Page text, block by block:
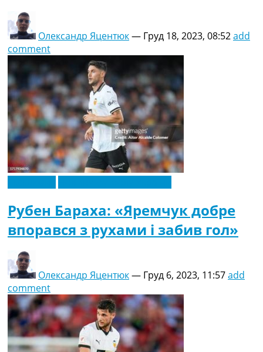
Олександр Яцентюк— Груд 18, 2023, 08:52add
comment
Рубен Бараха: «Яремчук добре
впорався з рухами і забив гол»
Олександр Яцентюк— Груд 6, 2023, 11:57add
comment